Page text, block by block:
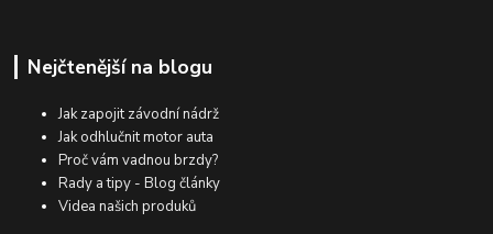
Nejčtenější na blogu
Jak zapojit závodní nádrž
Jak odhlučnit motor auta
Proč vám vadnou brzdy?
Rady a tipy - Blog články
Videa našich produků